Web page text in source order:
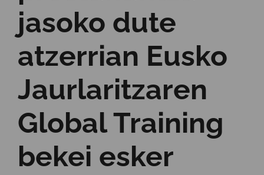
jasoko dute
atzerrian Eusko
Jaurlaritzaren
Global Training
bekei esker